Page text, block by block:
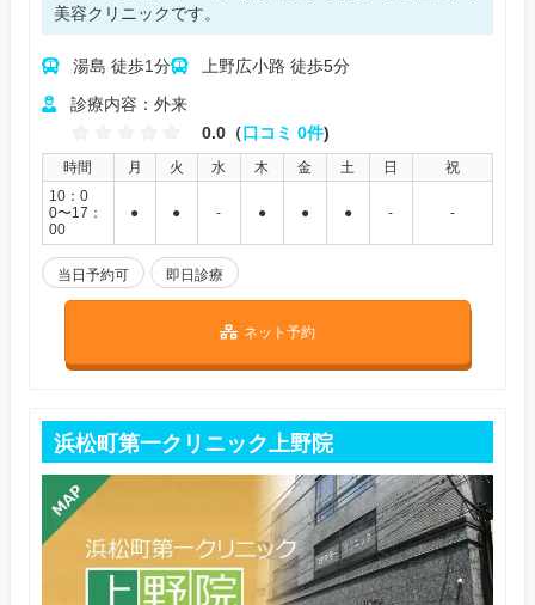
美容クリニックです。
湯島 徒歩1分
上野広小路 徒歩5分
診療内容：外来
0.0（口コミ 0件)
時間 月 火 水 木 金 土 日
祝
10：0
0〜17：
00
● ● - ● ● ● - -
当日予約可 即日診療
ネット予約
浜松町第一クリニック上野院